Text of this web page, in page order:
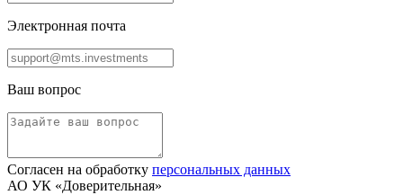
Электронная почта
Ваш вопрос
Согласен на обработку персональных данных
АО УК «Доверительная»